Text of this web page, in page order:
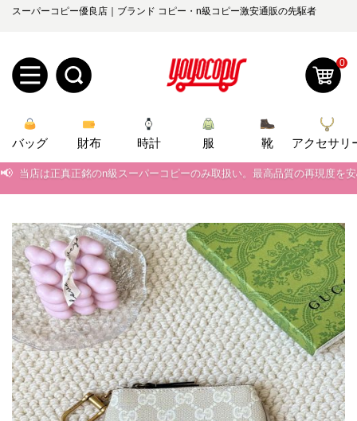
スーパーコピー優良店｜ブランド コピー・n級コピー激安通販の先駆者
規
ユ
ザ
ー
登
録
ロ
グ
ン
オ
ー
ダ
ー
管
お
知
ら
せ
yoyocopys@gmail.com
2026人気特集
バッグ
財布
時計
服
ズボン
衣装セット
靴
住まい用品
アクセサリー
ベルト
スカーフ
アイフォーンケ
小物
0
バッグ 財布 時計 服 靴
アクセサリ
📢 当店は正真正銘のn級スーパーコピーのみ取扱い。最高品質の再現度を
📢 2026春の新作続々更新中！期間中のご注文でお得な割引をご利用いただ
📢 新作入荷！ルイ・ヴィトンスーパーコピー バッグ最新モデルが登場。